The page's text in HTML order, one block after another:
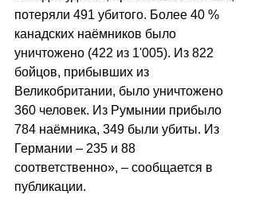
потеряли 491 убитого. Более 40 %
канадских наёмников было
уничтожено (422 из 1'005). Из 822
бойцов, прибывших из
Великобритании, было уничтожено
360 человек. Из Румынии прибыло
784 наёмника, 349 были убиты. Из
Германии – 235 и 88
соответственно», – сообщается в
публикации.